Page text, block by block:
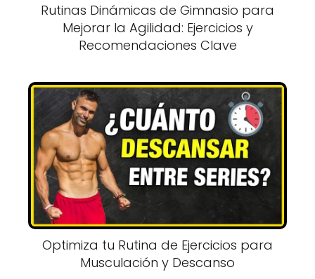
Rutinas Dinámicas de Gimnasio para
Mejorar la Agilidad: Ejercicios y
Recomendaciones Clave
Optimiza tu Rutina de Ejercicios para
Musculación y Descanso